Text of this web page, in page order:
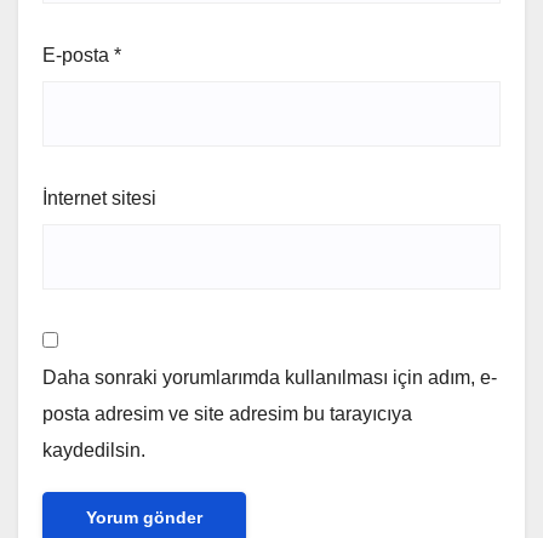
E-posta *
İnternet sitesi
Daha sonraki yorumlarımda kullanılması için adım, e-
posta adresim ve site adresim bu tarayıcıya
kaydedilsin.